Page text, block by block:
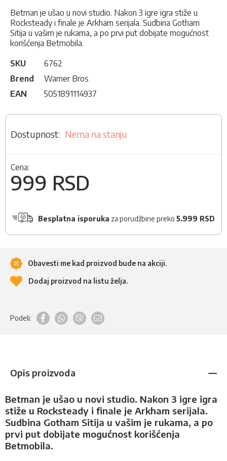
Betman je ušao u novi studio. Nakon 3 igre igra stiže u
Rocksteady i finale je Arkham serijala. Sudbina Gotham
Sitija u vašim je rukama, a po prvi put dobijate mogućnost
korišćenja Betmobila.
SKU
6762
Brend
Warner Bros
EAN
5051891114937
Nema na stanju
Cena:
999 RSD
Besplatna isporuka za porudžbine preko 5.999 RSD
Obavesti me kad proizvod bude na akciji.
Dodaj proizvod na listu želja.
Podeli:
Opis proizvoda
Betman je ušao u novi studio. Nakon 3 igre igra
stiže u Rocksteady i finale je Arkham serijala.
Sudbina Gotham Sitija u vašim je rukama, a po
prvi put dobijate mogućnost korišćenja
Betmobila.